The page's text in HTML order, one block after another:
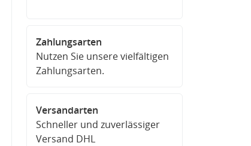
Zahlungsarten
Nutzen Sie unsere vielfältigen
Zahlungsarten.
Versandarten
Schneller und zuverlässiger
Versand DHL